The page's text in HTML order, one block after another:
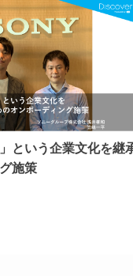
」という企業文化を継
施策